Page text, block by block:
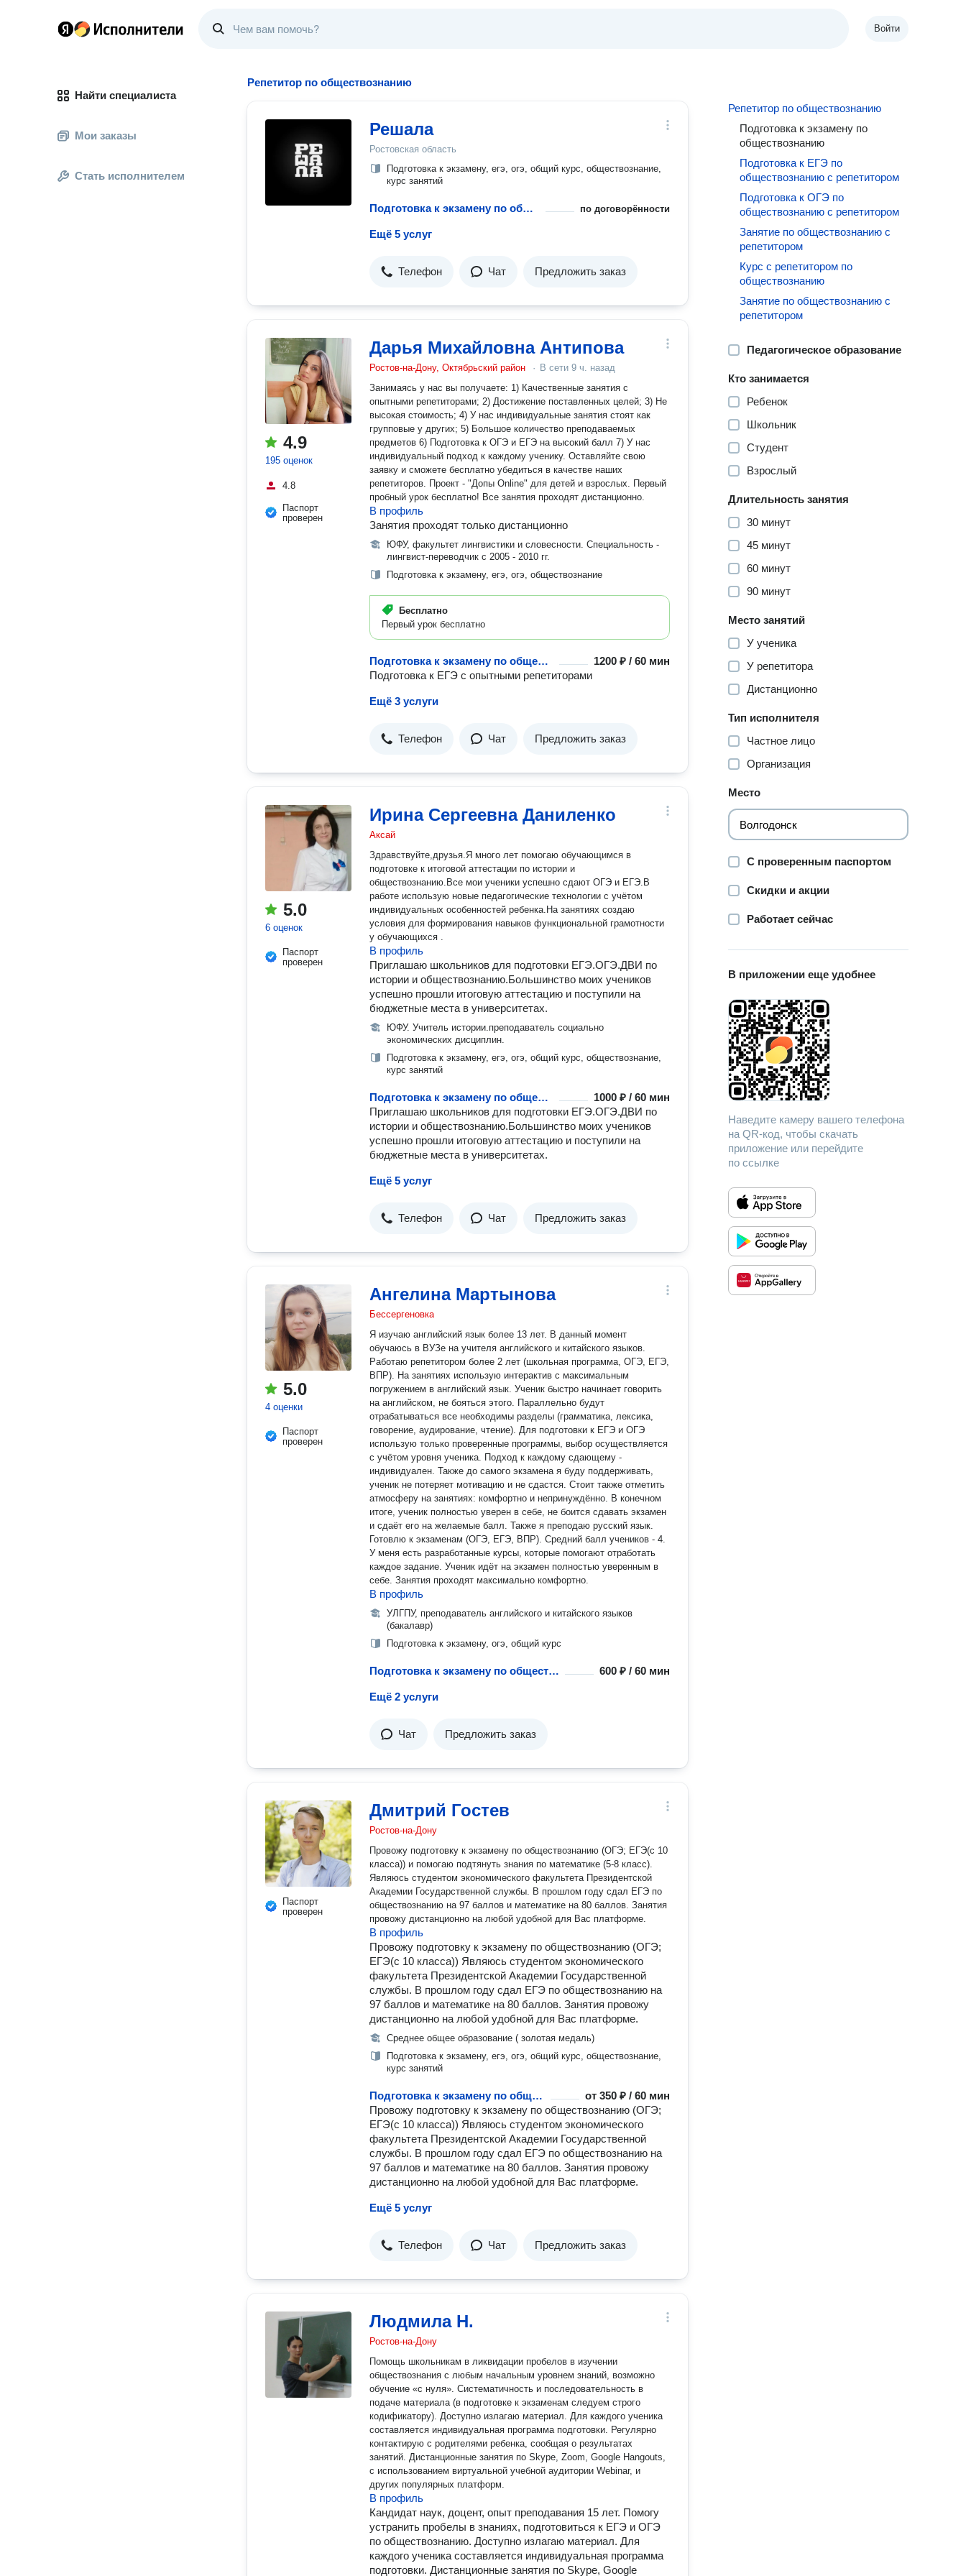
Войти
Найти специалиста
Мои заказы
Стать исполнителем
Репетитор по обществознанию
Решала
Ростовская область
Подготовка к экзамену, егэ, огэ, общий курс, обществознание,
курс занятий
Подготовка к экзамену по обществознанию по договорённости
Ещё 5 услуг
Телефон Чат Предложить заказ
4.9
195 оценок
4.8
Паспорт
проверен
Дарья Михайловна Антипова
Ростов-на-Дону, Октябрьский район · В сети 9 ч. назад
Занимаясь у нас вы получаете: 1) Качественные занятия с
опытными репетиторами; 2) Достижение поставленных целей; 3) Не
высокая стоимость; 4) У нас индивидуальные занятия стоят как
групповые у других; 5) Большое количество преподаваемых
предметов 6) Подготовка к ОГЭ и ЕГЭ на высокий балл 7) У нас
индивидуальный подход к каждому ученику. Оставляйте свою
заявку и сможете бесплатно убедиться в качестве наших
репетиторов. Проект - "Допы Online" для детей и взрослых. Первый
пробный урок бесплатно! Все занятия проходят дистанционно.
В профиль
Занятия проходят только дистанционно
ЮФУ, факультет лингвистики и словесности. Специальность -
лингвист-переводчик с 2005 - 2010 гг.
Подготовка к экзамену, егэ, огэ, обществознание
Бесплатно
Первый урок бесплатно
Подготовка к экзамену по обществознанию
1200 ₽ / 60 мин
Подготовка к ЕГЭ с опытными репетиторами
Ещё 3 услуги
Телефон Чат Предложить заказ
5.0
6 оценок
Паспорт
проверен
Ирина Сергеевна Даниленко
Аксай
Здравствуйте,друзья.Я много лет помогаю обучающимся в
подготовке к итоговой аттестации по истории и
обществознанию.Все мои ученики успешно сдают ОГЭ и ЕГЭ.В
работе использую новые педагогические технологии с учётом
индивидуальных особенностей ребенка.На занятиях создаю
условия для формирования навыков функциональной грамотности
у обучающихся .
В профиль
Приглашаю школьников для подготовки ЕГЭ.ОГЭ.ДВИ по
истории и обществознанию.Большинство моих учеников
успешно прошли итоговую аттестацию и поступили на
бюджетные места в университетах.
ЮФУ. Учитель истории.преподаватель социально
экономических дисциплин.
Подготовка к экзамену, егэ, огэ, общий курс, обществознание,
курс занятий
Подготовка к экзамену по обществознанию
1000 ₽ / 60 мин
Приглашаю школьников для подготовки ЕГЭ.ОГЭ.ДВИ по
истории и обществознанию.Большинство моих учеников
успешно прошли итоговую аттестацию и поступили на
бюджетные места в университетах.
Ещё 5 услуг
Телефон Чат Предложить заказ
5.0
4 оценки
Паспорт
проверен
Ангелина Мартынова
Бессергеновка
Я изучаю английский язык более 13 лет. В данный момент
обучаюсь в ВУЗе на учителя английского и китайского языков.
Работаю репетитором более 2 лет (школьная программа, ОГЭ, ЕГЭ,
ВПР). На занятиях использую интерактив с максимальным
погружением в английский язык. Ученик быстро начинает говорить
на английском, не бояться этого. Параллельно будут
отрабатываться все необходимы разделы (грамматика, лексика,
говорение, аудирование, чтение). Для подготовки к ЕГЭ и ОГЭ
использую только проверенные программы, выбор осуществляется
с учётом уровня ученика. Подход к каждому сдающему -
индивидуален. Также до самого экзамена я буду поддерживать,
ученик не потеряет мотивацию и не сдастся. Стоит также отметить
атмосферу на занятиях: комфортно и непринуждённо. В конечном
итоге, ученик полностью уверен в себе, не боится сдавать экзамен
и сдаёт его на желаемые балл. Также я преподаю русский язык.
Готовлю к экзаменам (ОГЭ, ЕГЭ, ВПР). Средний балл учеников - 4.
У меня есть разработанные курсы, которые помогают отработать
каждое задание. Ученик идёт на экзамен полностью уверенным в
себе. Занятия проходят максимально комфортно.
В профиль
УЛГПУ, преподаватель английского и китайского языков
(бакалавр)
Подготовка к экзамену, огэ, общий курс
Подготовка к экзамену по обществознанию 600 ₽ / 60 мин
Ещё 2 услуги
Чат Предложить заказ
Паспорт
проверен
Дмитрий Гостев
Ростов-на-Дону
Провожу подготовку к экзамену по обществознанию (ОГЭ; ЕГЭ(с 10
класса)) и помогаю подтянуть знания по математике (5-8 класс).
Являюсь студентом экономического факультета Президентской
Академии Государственной службы. В прошлом году сдал ЕГЭ по
обществознанию на 97 баллов и математике на 80 баллов. Занятия
провожу дистанционно на любой удобной для Вас платформе.
В профиль
Провожу подготовку к экзамену по обществознанию (ОГЭ;
ЕГЭ(с 10 класса)) Являюсь студентом экономического
факультета Президентской Академии Государственной
службы. В прошлом году сдал ЕГЭ по обществознанию на
97 баллов и математике на 80 баллов. Занятия провожу
дистанционно на любой удобной для Вас платформе.
Среднее общее образование ( золотая медаль)
Подготовка к экзамену, егэ, огэ, общий курс, обществознание,
курс занятий
Подготовка к экзамену по обществознанию от350 ₽ / 60 мин
Провожу подготовку к экзамену по обществознанию (ОГЭ;
ЕГЭ(с 10 класса)) Являюсь студентом экономического
факультета Президентской Академии Государственной
службы. В прошлом году сдал ЕГЭ по обществознанию на
97 баллов и математике на 80 баллов. Занятия провожу
дистанционно на любой удобной для Вас платформе.
Ещё 5 услуг
Телефон Чат Предложить заказ
Людмила Н.
Ростов-на-Дону
Помощь школьникам в ликвидации пробелов в изучении
обществознания с любым начальным уровнем знаний, возможно
обучение «с нуля». Систематичность и последовательность в
подаче материала (в подготовке к экзаменам следуем строго
кодификатору). Доступно излагаю материал. Для каждого ученика
составляется индивидуальная программа подготовки. Регулярно
контактирую с родителями ребенка, сообщая о результатах
занятий. Дистанционные занятия по Skype, Zoom, Google Hangouts,
с использованием виртуальной учебной аудитории Webinar, и
других популярных платформ.
В профиль
Кандидат наук, доцент, опыт преподавания 15 лет. Помогу
устранить пробелы в знаниях, подготовиться к ЕГЭ и ОГЭ
по обществознанию. Доступно излагаю материал. Для
каждого ученика составляется индивидуальная программа
подготовки. Дистанционные занятия по Skype, Google
Репетитор по обществознанию
Подготовка к экзамену по
обществознанию
Подготовка к ЕГЭ по
обществознанию с репетитором
Подготовка к ОГЭ по
обществознанию с репетитором
Занятие по обществознанию с
репетитором
Курс с репетитором по
обществознанию
Занятие по обществознанию с
репетитором
Педагогическое образование
Кто занимается
Ребенок
Школьник
Студент
Взрослый
Длительность занятия
30 минут
45 минут
60 минут
90 минут
Место занятий
У ученика
У репетитора
Дистанционно
Тип исполнителя
Частное лицо
Организация
Место
С проверенным паспортом
Скидки и акции
Работает сейчас
В приложении еще удобнее
Наведите камеру вашего телефона
на QR-код, чтобы скачать
приложение или перейдите
по ссылке